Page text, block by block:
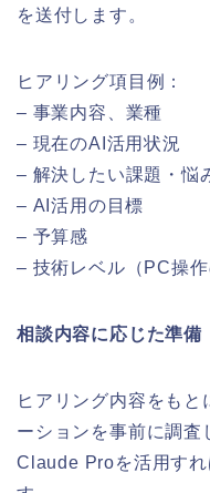
を送付します。
ヒアリング項目例：
– 事業内容、業種
– 現在のAI活用状況
– 解決したい課題・悩
– AI活用の目標
– 予算感
– 技術レベル（PC操作
相談内容に応じた準備
ヒアリング内容をもと
ーションを事前に調
Claude Proを活用すれ